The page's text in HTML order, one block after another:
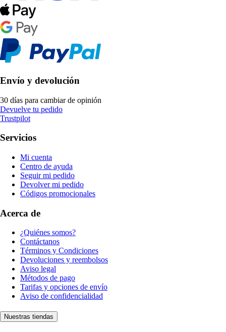
Envío y devolución
30 días para cambiar de opinión
Devuelve tu pedido
Trustpilot
Servicios
Mi cuenta
Centro de ayuda
Seguir mi pedido
Devolver mi pedido
Códigos promocionales
Acerca de
¿Quiénes somos?
Contáctanos
Términos y Condiciones
Devoluciones y reembolsos
Aviso legal
Métodos de pago
Tarifas y opciones de envío
Aviso de confidencialidad
Nuestras tiendas